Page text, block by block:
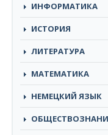
ИНФОРМАТИКА
ИСТОРИЯ
ЛИТЕРАТУРА
МАТЕМАТИКА
НЕМЕЦКИЙ ЯЗЫК